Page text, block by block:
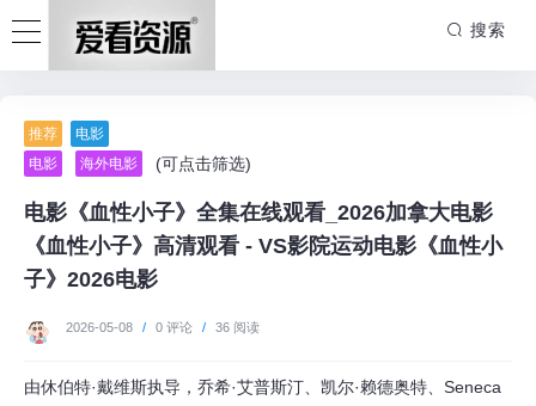
搜索
推荐
电影
电影
海外电影 (可点击筛选)
电影《血性小子》全集在线观看_2026加拿大电影
《血性小子》高清观看 - VS影院运动电影《血性小
子》2026电影
2026-05-08 / 0 评论 / 36 阅读
由休伯特·戴维斯执导，乔希·艾普斯汀、凯尔·赖德奥特、Seneca